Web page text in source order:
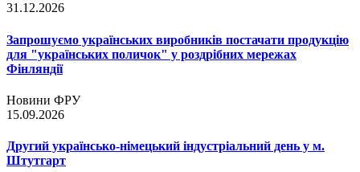
31.12.2026
Запрошуємо українських виробників постачати продукцію
для "українських поличок" у роздрібних мережах
Фінляндії
Новини ФРУ
15.09.2026
Другий українсько-німецький індустріальний день у м.
Штутгарт